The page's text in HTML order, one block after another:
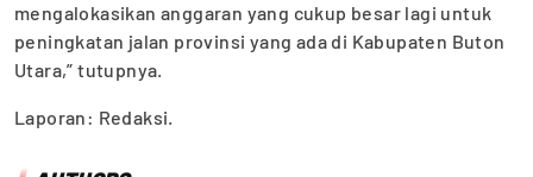
mengalokasikan anggaran yang cukup besar lagi untuk
peningkatan jalan provinsi yang ada di Kabupaten Buton
Utara,” tutupnya.
Laporan: Redaksi.